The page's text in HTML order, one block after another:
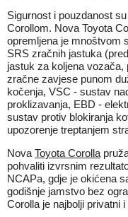
Sigurnost i pouzdanost
Corollom. Nova Toyota
opremljena je mnoštvom
SRS zračnih jastuka
jastuk za koljena vozača,
zračne zavjese punom
kočenja, VSC - sustav
proklizavanja, EBD -
sustav protiv blokiranja
upozorenje treptanjem
Nova Toyota Corolla
pohvaliti izvrsnim
NCAPa, gdje je okićena
godišnje jamstvo bez
Corolla je najbolji privatni